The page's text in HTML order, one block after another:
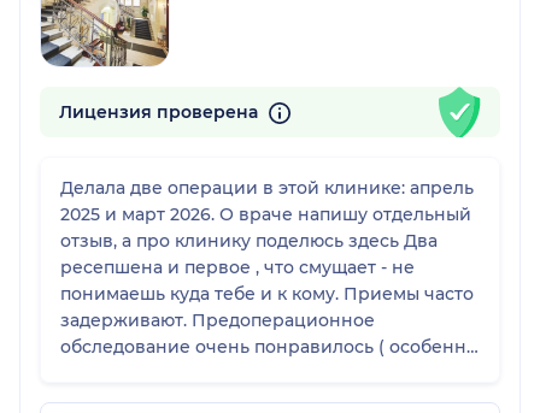
Лицензия проверена
Делала две операции в этой клинике: апрель
2025 и март 2026. О враче напишу отдельный
отзыв, а про клинику поделюсь здесь Два
ресепшена и первое , что смущает - не
понимаешь куда тебе и к кому. Приемы часто
задерживают. Предоперационное
обследование очень понравилось ( особенно
конечностей) Медсестры на операционном